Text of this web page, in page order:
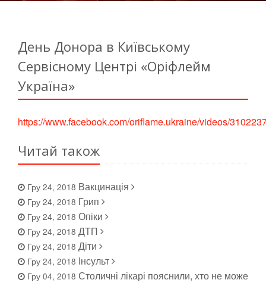
День Донора в Київському
Сервісному Центрі «Оріфлейм
Україна»
https://www.facebook.com/oriflame.ukraine/videos/
Previous
Читай також
Гру 24, 2018 Вакцинація
Гру 24, 2018 Грип
Гру 24, 2018 Опіки
Гру 24, 2018 ДТП
Гру 24, 2018 Діти
Гру 24, 2018 Інсульт
Гру 04, 2018 Столичні лікарі пояснили, хто не може